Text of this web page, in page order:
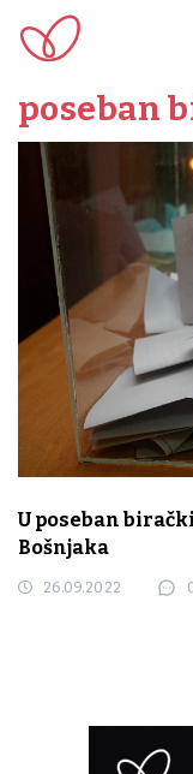
poseban
U poseban
Bošnjaka
26.09.2022